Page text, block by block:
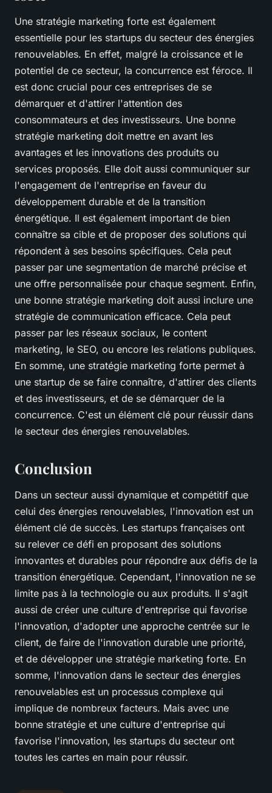
Une stratégie marketing forte est également
essentielle pour les startups du secteur des énergies
renouvelables. En effet, malgré la croissance et le
potentiel de ce secteur, la concurrence est féroce. Il
est donc crucial pour ces entreprises de se
démarquer et d'attirer l'attention des
consommateurs et des investisseurs. Une bonne
stratégie marketing doit mettre en avant les
avantages et les innovations des produits ou
services proposés. Elle doit aussi communiquer sur
l'engagement de l'entreprise en faveur du
développement durable et de la transition
énergétique. Il est également important de bien
connaître sa cible et de proposer des solutions qui
répondent à ses besoins spécifiques. Cela peut
passer par une segmentation de marché précise et
une offre personnalisée pour chaque segment. Enfin,
une bonne stratégie marketing doit aussi inclure une
stratégie de communication efficace. Cela peut
passer par les réseaux sociaux, le content
marketing, le SEO, ou encore les relations publiques.
En somme, une stratégie marketing forte permet à
une startup de se faire connaître, d'attirer des clients
et des investisseurs, et de se démarquer de la
concurrence. C'est un élément clé pour réussir dans
le secteur des énergies renouvelables.
Conclusion
Dans un secteur aussi dynamique et compétitif que
celui des énergies renouvelables, l'innovation est un
élément clé de succès. Les startups françaises ont
su relever ce défi en proposant des solutions
innovantes et durables pour répondre aux défis de la
transition énergétique. Cependant, l'innovation ne se
limite pas à la technologie ou aux produits. Il s'agit
aussi de créer une culture d'entreprise qui favorise
l'innovation, d'adopter une approche centrée sur le
client, de faire de l'innovation durable une priorité,
et de développer une stratégie marketing forte. En
somme, l'innovation dans le secteur des énergies
renouvelables est un processus complexe qui
implique de nombreux facteurs. Mais avec une
bonne stratégie et une culture d'entreprise qui
favorise l'innovation, les startups du secteur ont
toutes les cartes en main pour réussir.